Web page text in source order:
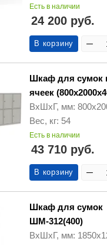
Есть в наличии
24 200 руб.
В корзину
Шкаф для сумок
ячеек
ВхШхГ, мм:
Вес, кг: 54
Есть в наличии
43 710 руб.
В корзину
Шкаф для сумок
ШМ-312(400)
ВхШхГ, мм: